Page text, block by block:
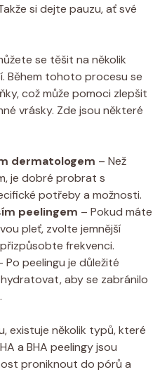
si dejte pauzu, ať své
se těšit na několik
Během tohoto procesu se
což může pomoci zlepšit
vrásky. Zde jsou některé
dermatologem – Než
je dobré probrat s
potřeby a možnosti.
peelingem – Pokud máte
pleť, zvolte jemnější
frekvenci.
Po peelingu je důležité
aby se zabránilo
existuje několik typů, které
a BHA peelingy jsou
proniknout do pórů a